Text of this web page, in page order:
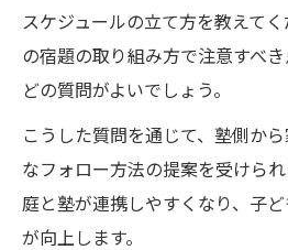
スケジュールの立て方を教えて
の宿題の取り組み方で注意すべ
どの質問がよいでしょう。
こうした質問を通じて、塾側か
なフォロー方法の提案を受けら
庭と塾が連携しやすくなり、子
が向上します。